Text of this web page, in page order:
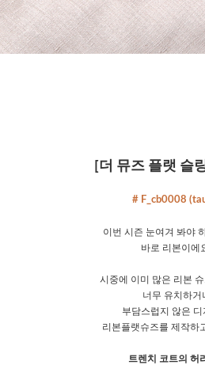
[더 뮤즈 플랫 슬
# F_cb0008
이번 시즌 눈여겨 봐야
바로 리본이에
시중에 이미 많은 리본
너무 유치하거
부담스럽지 않은 디
리본플랫슈즈를 제작하
트렌치 코트의 허